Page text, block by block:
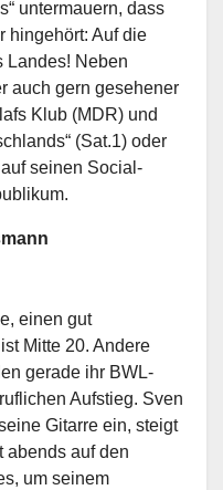
untermauern, dass
hingehört: Auf die
Landes! Neben
auch gern gesehener
Klub (MDR) und
(Sat.1) oder
seinen Social-
einen gut
Mitte 20. Andere
gerade ihr BWL-
Aufstieg. Sven
Gitarre ein, steigt
abends auf den
um seinem